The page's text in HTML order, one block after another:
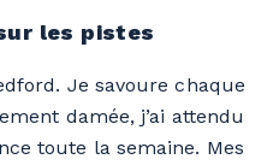
les pistes
Je savoure chaque
damée, j’ai attendu
toute la semaine. Mes